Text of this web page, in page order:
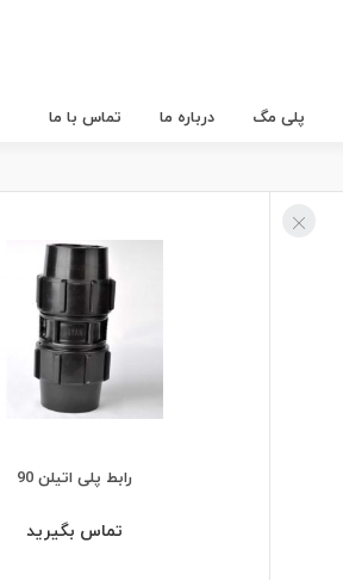
پلی مگ درباره ما تماس با ما
رابط پلی اتیلن 90
تماس بگیرید